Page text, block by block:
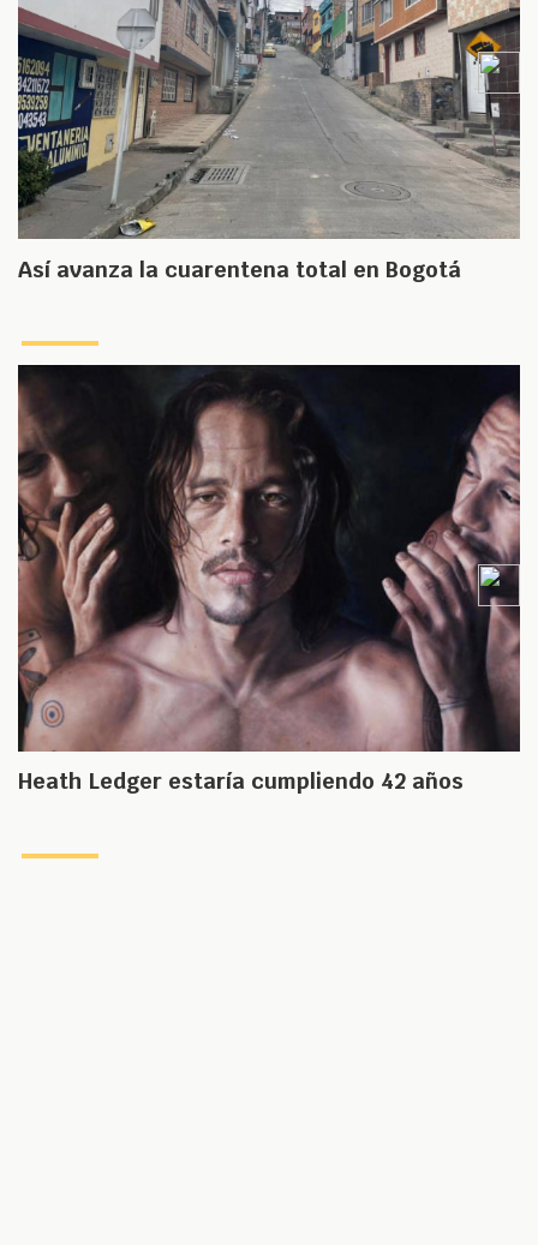
Así avanza la cuarentena total en Bogotá
Heath Ledger estaría cumpliendo 42 años